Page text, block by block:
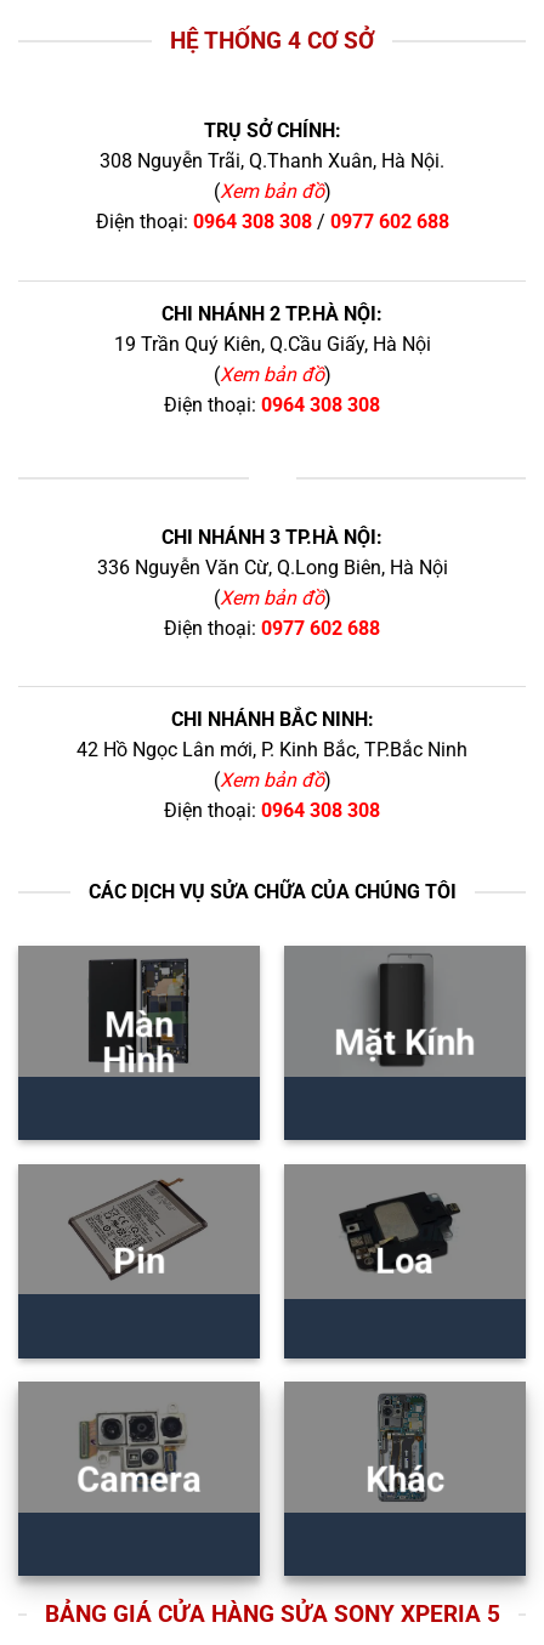
HỆ THỐNG 4 CƠ SỞ
TRỤ SỞ CHÍNH:
308 Nguyễn Trãi, Q.Thanh Xuân, Hà Nội.
(Xem bản đồ)
Điện thoại: 0964 308 308/ 0977 602 688
CHI NHÁNH 2 TP.HÀ NỘI:
19 Trần Quý Kiên, Q.Cầu Giấy, Hà Nội
(Xem bản đồ)
Điện thoại: 0964 308 308
CHI NHÁNH 3 TP.HÀ NỘI:
336 Nguyễn Văn Cừ, Q.Long Biên, Hà Nội
(Xem bản đồ)
Điện thoại: 0977 602 688
CHI NHÁNH BẮC NINH:
42 Hồ Ngọc Lân mới, P. Kinh Bắc, TP.Bắc Ninh
(Xem bản đồ)
Điện thoại: 0964 308 308
CÁC DỊCH VỤ SỬA CHỮA CỦA CHÚNG TÔI
Màn
Hình
Mặt Kính
Pin Loa
Camera Khác
BẢNG GIÁ CỬA HÀNG SỬA SONY XPERIA 5